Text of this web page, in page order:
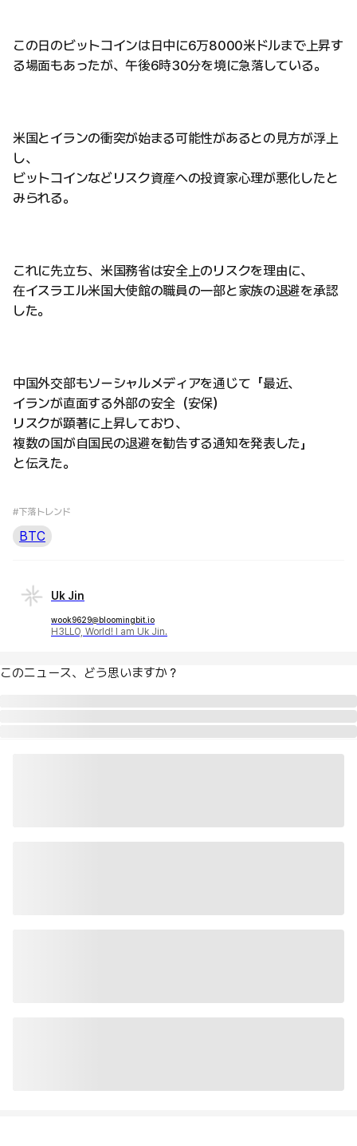
この日のビットコインは日中に6万8000米ドルまで上昇す
る場面もあったが、午後6時30分を境に急落している。
米国とイランの衝突が始まる可能性があるとの見方が浮上
し、
ビットコインなどリスク資産への投資家心理が悪化したと
みられる。
これに先立ち、米国務省は安全上のリスクを理由に、
在イスラエル米国大使館の職員の一部と家族の退避を承認
した。
中国外交部もソーシャルメディアを通じて「最近、
イランが直面する外部の安全（安保）
リスクが顕著に上昇しており、
複数の国が自国民の退避を勧告する通知を発表した」
と伝えた。
#下落トレンド
BTC
Uk Jin
wook9629@bloomingbit.io
H3LLO, World! I am Uk Jin.
このニュース、どう思いますか？